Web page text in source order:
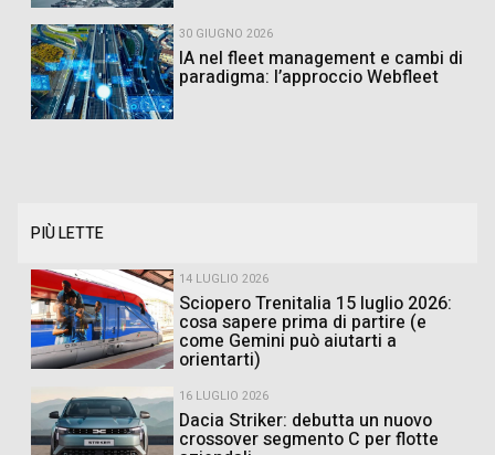
30 GIUGNO 2026
IA nel fleet management e cambi di
paradigma: l’approccio Webfleet
PIÙ LETTE
14 LUGLIO 2026
Sciopero Trenitalia 15 luglio 2026:
cosa sapere prima di partire (e
come Gemini può aiutarti a
orientarti)
16 LUGLIO 2026
Dacia Striker: debutta un nuovo
crossover segmento C per flotte